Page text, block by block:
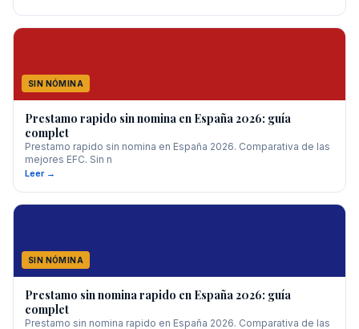
SIN NÓMINA
Prestamo rapido sin nomina en España 2026: guía
complet
Prestamo rapido sin nomina en España 2026. Comparativa de las
mejores EFC. Sin n
Leer →
SIN NÓMINA
Prestamo sin nomina rapido en España 2026: guía
complet
Prestamo sin nomina rapido en España 2026. Comparativa de las